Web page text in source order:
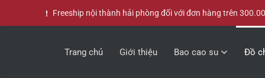
Freeship nội thành hải phòng đối với đơn hàng trên
Trang chủ Giới thiệu Bao cao su Đồ